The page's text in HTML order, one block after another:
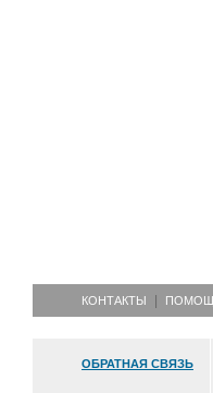
КОНТАКТЫ
ОБРАТНАЯ СВЯЗЬ